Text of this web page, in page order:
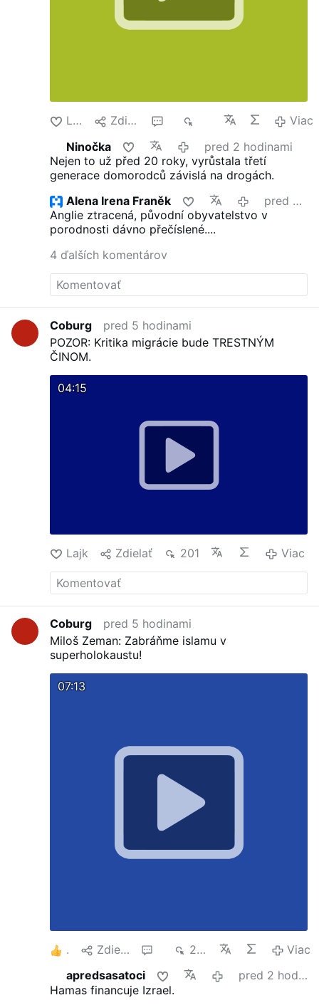
Lajk Zdielať
Viac
Ninočka
pred 2 hodinami
Nejen to už před 20 roky, vyrůstala třetí
generace domorodců závislá na drogách.
Alena Irena Franěk
pred 2 hodinami
Anglie ztracená, původní obyvatelstvo v
porodnosti dávno přečíslené....
4 ďalších komentárov
Coburg
pred 5 hodinami
POZOR: Kritika migrácie bude TRESTNÝM
ČINOM.
04:15
Lajk Zdielať 201 Viac
Coburg
pred 5 hodinami
Miloš Zeman: Zabráňme islamu v
superholokaustu!
07:13
1 Zdielať 254
Viac
apredsasatoci
pred 2 hodinami
Hamas financuje Izrael.